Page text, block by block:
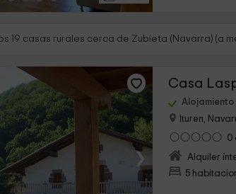
19 casas rurales cerca de Zubieta (Navarra) (a
›
Casa
Alojamiento
Ituren,
0
Alquiler
5